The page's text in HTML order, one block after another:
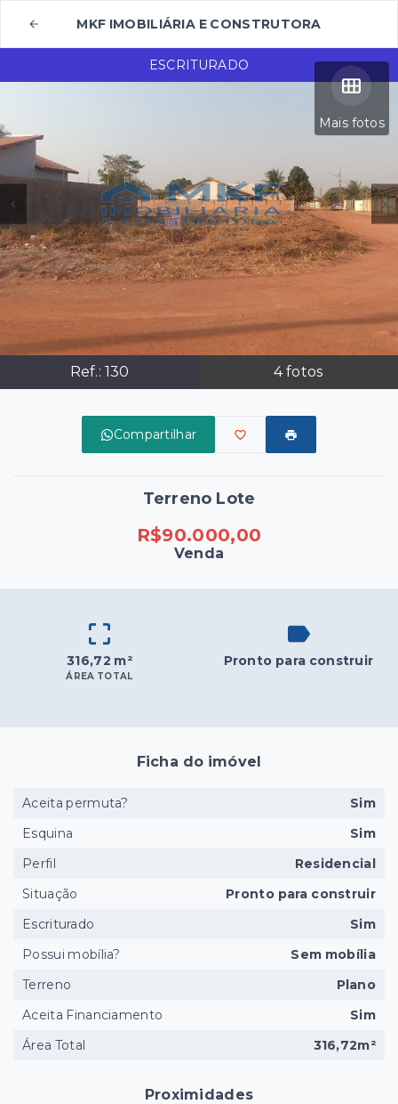
MKF IMOBILIÁRIA E CONSTRUTORA
Mais fotos
Ref.: 130 4fotos
ESCRITURADO
Compartilhar
Terreno Lote
R$90.000,00
Venda
316,72 m²
ÁREA TOTAL
Pronto para construir
Proximidades
Ficha do imóvel
Aceita permuta?
Sim
Esquina
Sim
Perfil
Residencial
Situação
Pronto para construir
Escriturado
Sim
Possui mobília?
Sem mobília
Terreno
Plano
Aceita Financiamento
Sim
Área Total
316,72m²